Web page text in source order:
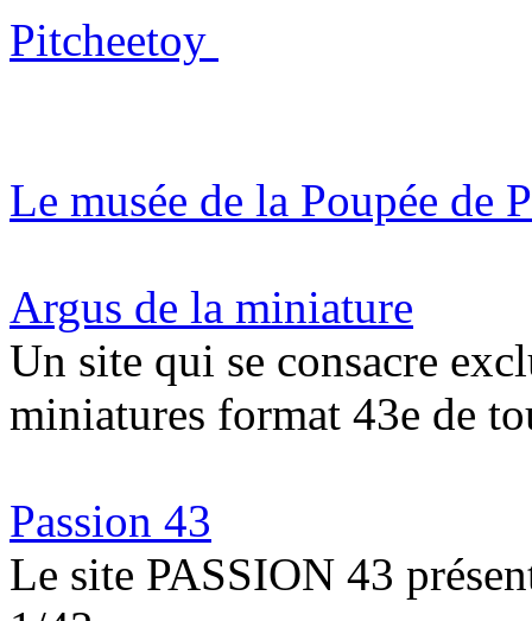
Pitcheetoy
Le musée de la Poupée de
Argus de la miniature
Un site qui se consacre
miniatures format 43e de
Passion 43
Le site PASSION 43